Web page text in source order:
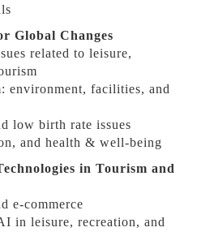
Global Changes
related to leisure,
environment, facilities, and
low birth rate issues
and health & well-being
in Tourism and
e-commerce
in leisure, recreation, and